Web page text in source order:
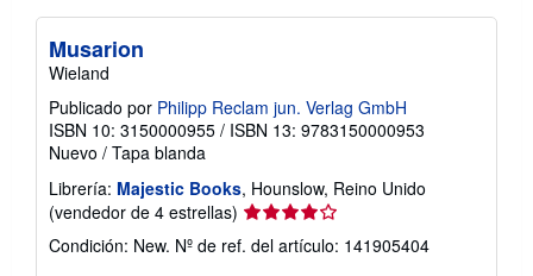
Musarion
Wieland
Publicado por Philipp Reclam jun. Verlag GmbH
ISBN 10: 3150000955 / ISBN 13: 9783150000953
Nuevo / Tapa blanda
Librería: Majestic Books, Hounslow, Reino Unido
(vendedor de 4 estrellas) Calificación
del
vendedor:
Condición: New. Nº de ref. del artículo: 141905404